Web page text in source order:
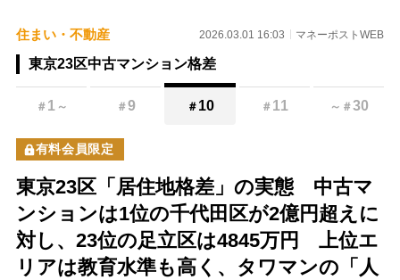
住まい・不動産 2026.03.01 16:03 マネーポストWEB
東京23区中古マンション格差
＃ 1 ～ ＃9 ＃ 10 ＃ 11 ～ ＃30
有料会員限定
東京23区「居住地格差」の実態 中古マ
ンションは1位の千代田区が2億円超えに
対し、23位の足立区は4845万円 上位エ
リアは教育水準も高く、タワマンの「人